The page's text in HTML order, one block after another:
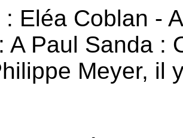
: Eléa Coblan -
A Paul Sanda :
Meyer, il